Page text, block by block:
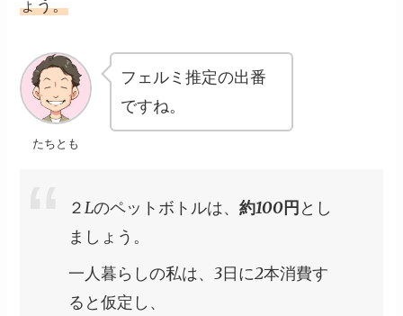
ょう。
たちとも
フェルミ推定の出番
ですね。
２Lのペットボトルは、約100円とし
ましょう。
一人暮らしの私は、3日に2本消費す
ると仮定し、